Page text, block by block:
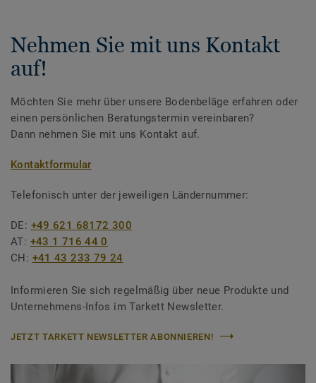
Nehmen Sie mit uns Kontakt
auf!
Möchten Sie mehr über unsere Bodenbeläge erfahren oder
einen persönlichen Beratungstermin vereinbaren?
Dann nehmen Sie mit uns Kontakt auf.
Kontaktformular
Telefonisch unter der jeweiligen Ländernummer:
DE: +49 621 68172 300
AT: +43 1 716 44 0
CH: +41 43 233 79 24
Informieren Sie sich regelmäßig über neue Produkte und
Unternehmens-Infos im Tarkett Newsletter.
JETZT TARKETT NEWSLETTER ABONNIEREN!